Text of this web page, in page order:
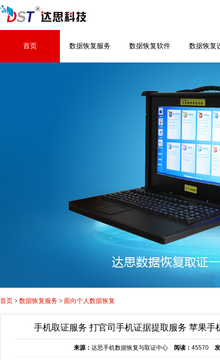
首页 数据恢复服务 数据恢复软件 数据恢复
首页 > 数据恢复服务 > 面向个人数据恢复
手机取证服务 打官司手机证据提取服务 苹果手
来源：达思手机数据恢复与取证中心 阅读：45570